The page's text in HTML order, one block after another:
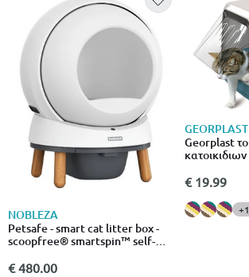
NOBLEZA
Petsafe - smart cat litter box -
scoopfree® smartspin™ self-
€ 480.00
GEORPLAST
Georplast
κατοικιδιων
€ 19.99
+1